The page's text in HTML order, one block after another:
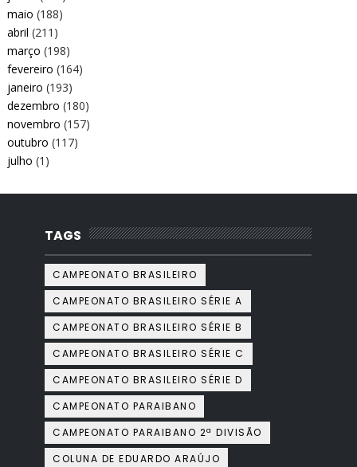
maio (188)
abril (211)
março (198)
fevereiro (164)
janeiro (193)
dezembro (180)
novembro (157)
outubro (117)
julho (1)
TAGS
CAMPEONATO BRASILEIRO
CAMPEONATO BRASILEIRO SÉRIE A
CAMPEONATO BRASILEIRO SÉRIE B
CAMPEONATO BRASILEIRO SÉRIE C
CAMPEONATO BRASILEIRO SÉRIE D
CAMPEONATO PARAIBANO
CAMPEONATO PARAIBANO 2ª DIVISÃO
COLUNA DE EDUARDO ARAÚJO